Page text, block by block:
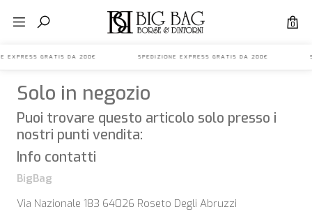
0
EXPRESS GRATIS DA 200€ SPEDIZIONE EXPRESS GRATIS DA 200€
Solo in negozio
Puoi trovare questo articolo solo presso i
nostri punti vendita:
Info contatti
BigBag
Via Nazionale 183 64026 Roseto Degli Abruzzi